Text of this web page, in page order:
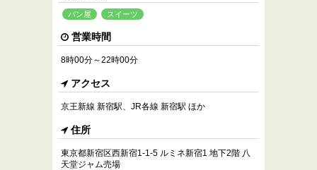
パン屋 スイーツ
営業時間
8時00分～22時00分
アクセス
京王新線 新宿駅、JR各線 新宿駅 ほか
住所
東京都新宿区西新宿1-1-5 ルミネ新宿1 地下2階 八
天堂ジャム売場